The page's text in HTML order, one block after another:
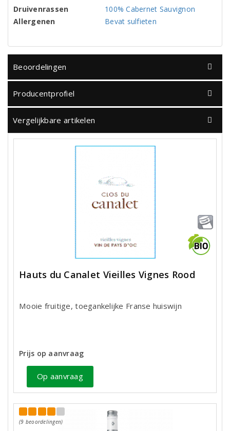
Druivenrassen
100% Cabernet Sauvignon
Allergenen
Bevat sulfieten
Beoordelingen
Producentprofiel
Vergelijkbare artikelen
Hauts du Canalet Vieilles Vignes Rood
Mooie fruitige, toegankelijke Franse huiswijn
Prijs op aanvraag
Op aanvraag
(9 beoordelingen)